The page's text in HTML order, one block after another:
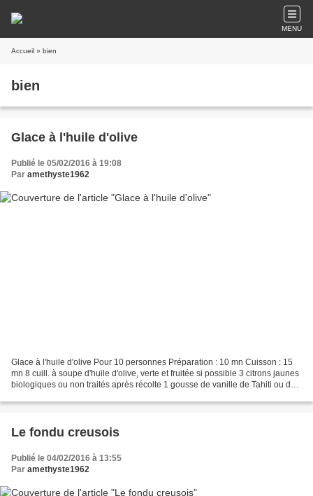
MENU
Accueil » bien
bien
Glace à l'huile d'olive
Publié le 05/02/2016 à 19:08
Par amethyste1962
Glace à l'huile d'olive Pour 10 personnes Préparation : 10 mn Cuisson : 15
mn 8 cuill. à soupe d'huile d'olive, verte et fruitée si possible 3 citrons jaunes
biologiques ou non traités après récolte 1 gousse de vanille de Tahiti ou de
Le fondu creusois
Publié le 04/02/2016 à 13:55
Par amethyste1962